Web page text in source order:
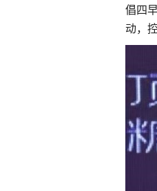
倡四
动，